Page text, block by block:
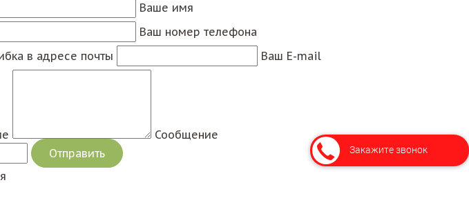
Ваше имя
Ваш номер телефона
в адресе почты Ваш E-mail
Сообщение
Закажите звонок